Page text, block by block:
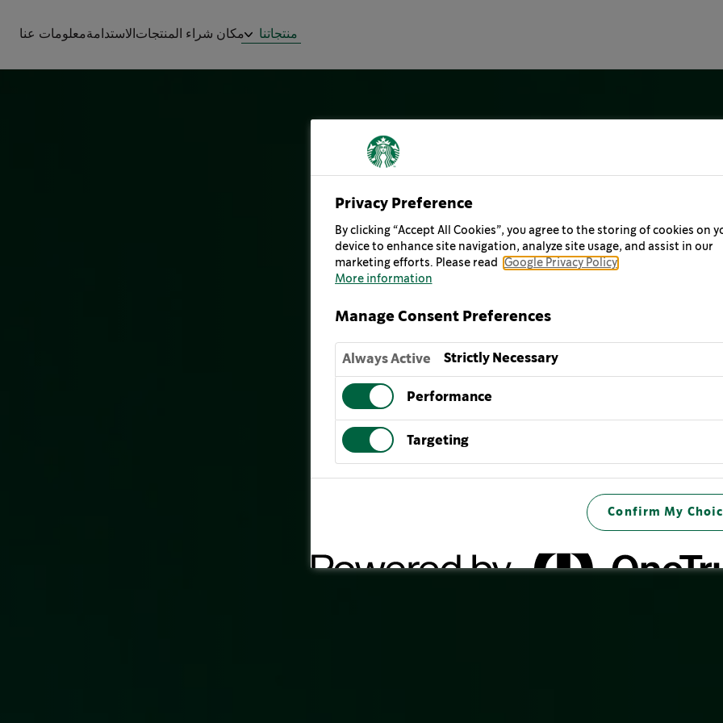
منتجاتنا مكان شراء المنتجات الاستدامةمعلومات عنا
Privacy Preference
By clicking “Accept All Cookies”, you agree to the storing of cookies on
device to enhance site navigation, analyze site usage, and assist in our
marketing efforts. Please read
Google Privacy Policy
More information
Manage Consent Preferences
Strictly Necessary
Always Active
Performance
Targeting
Confirm My